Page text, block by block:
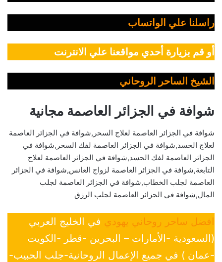
راسلنا علي الواتساب
أو قم بزيارة أحدي مواقعنا علي الانترنت
الشيخ الساحر الروحاني
شوافة في الجزائر العاصمة مجانية
شوافة في الجزائر العاصمة لعلاج السحر,شوافة في الجزائر العاصمة
لعلاج الحسد,شوافة في الجزائر العاصمة لفك السحر,شوافة في
الجزائر العاصمة لفك الحسد,شوافة في الجزائر العاصمة لعلاج
التابعة,شوافة في الجزائر العاصمة لزواج العانس,شوافة في الجزائر
العاصمة لجلب الخطاب,شوافة في الجزائر العاصمة لجلب
المال,شوافة في الجزائر العاصمة لجلب الرزق
افضل ساحر روحاني يهودي في الخليج العربي
(السعودية -الأمارات – البحرين -قطر -الكويت
-عمان ) في جميع الإعمال الروحانية-جلب الحبيب-